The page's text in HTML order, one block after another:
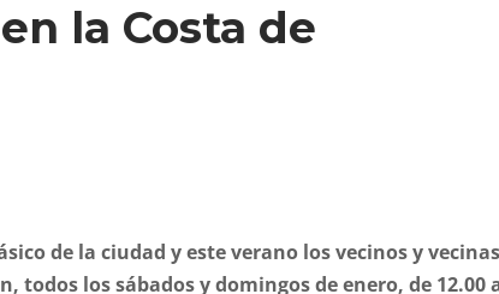
la Costa de
de la ciudad y este verano los vecinos y vecinas
todos los sábados y domingos de enero, de 12.00